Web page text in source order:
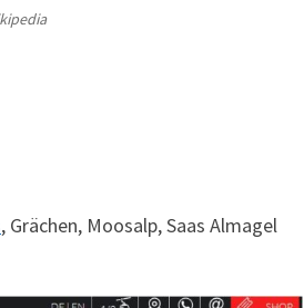
, Grächen, Moosalp, Saas Almagel